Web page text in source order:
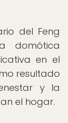
del Feng
domótica
en el
resultado
y la
el hogar.